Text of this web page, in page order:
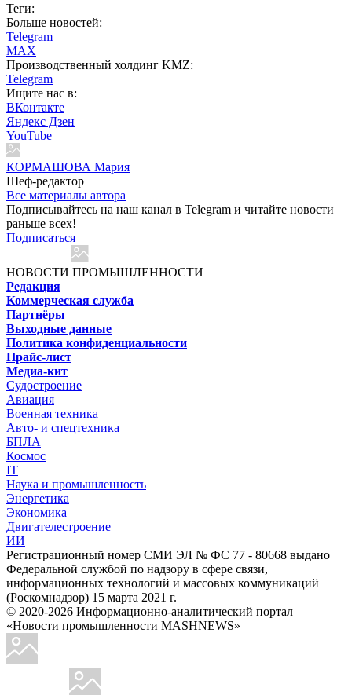
Теги:
Больше новостей:
Telegram
MAX
Производственный холдинг KMZ:
Telegram
Ищите нас в:
ВКонтакте
Яндекс Дзен
YouTube
КОРМАШОВА Мария
Шеф-редактор
Все материалы автора
Подписывайтесь на наш канал в Telegram и читайте новости
раньше всех!
Подписаться
НОВОСТИ ПРОМЫШЛЕННОСТИ
Редакция
Коммерческая служба
Партнёры
Выходные данные
Политика конфиденциальности
Прайс-лист
Медиа-кит
Судостроение
Авиация
Военная техника
Авто- и спецтехника
БПЛА
Космос
IT
Наука и промышленность
Энергетика
Экономика
Двигателестроение
ИИ
Регистрационный номер СМИ ЭЛ № ФС 77 - 80668 выдано
Федеральной службой по надзору в сфере связи,
информационных технологий и массовых коммуникаций
(Роскомнадзор) 15 марта 2021 г.
© 2020-2026 Информационно-аналитический портал
«Новости промышленности MASHNEWS»